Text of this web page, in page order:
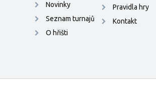
Novinky
Seznam turnajů
O hřišti
Pravidla hry
Kontakt